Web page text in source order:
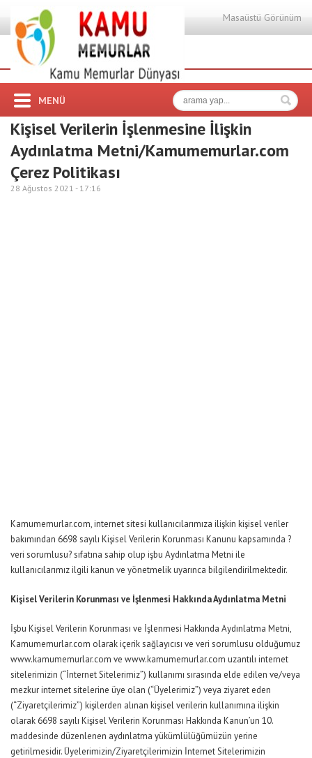
Masaüstü Görünüm
MENÜ
Kişisel Verilerin İşlenmesine İlişkin
Aydınlatma Metni/Kamumemurlar.com
Çerez Politikası
28 Ağustos 2021 - 17:16
Kamumemurlar.com, internet sitesi kullanıcılarımıza ilişkin kişisel veriler
bakımından 6698 sayılı Kişisel Verilerin Korunması Kanunu kapsamında ?
veri sorumlusu? sıfatına sahip olup işbu Aydınlatma Metni ile
kullanıcılarımız ilgili kanun ve yönetmelik uyarınca bilgilendirilmektedir.
Kişisel Verilerin Korunması ve İşlenmesi Hakkında Aydınlatma Metni
İşbu Kişisel Verilerin Korunması ve İşlenmesi Hakkında Aydınlatma Metni,
Kamumemurlar.com olarak içerik sağlayıcısı ve veri sorumlusu olduğumuz
www.kamumemurlar.com ve www.kamumemurlar.com uzantılı internet
sitelerimizin (“İnternet Sitelerimiz”) kullanımı sırasında elde edilen ve/veya
mezkur internet sitelerine üye olan (“Üyelerimiz”) veya ziyaret eden
(“Ziyaretçilerimiz”) kişilerden alınan kişisel verilerin kullanımına ilişkin
olarak 6698 sayılı Kişisel Verilerin Korunması Hakkında Kanun’un 10.
maddesinde düzenlenen aydınlatma yükümlülüğümüzün yerine
getirilmesidir. Üyelerimizin/Ziyaretçilerimizin İnternet Sitelerimizin